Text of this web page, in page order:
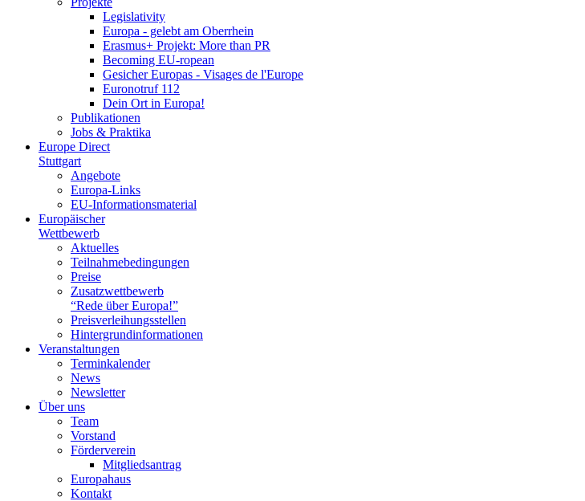
Legislativity
Europa - gelebt am Oberrhein
Erasmus+ Projekt: More than PR
Becoming EU-ropean
Gesicher Europas - Visages de l'Europe
Euronotruf 112
Dein Ort in Europa!
Publikationen
Jobs & Praktika
Europe Direct
Stuttgart
Angebote
Europa-Links
EU-Informationsmaterial
Europäischer
Wettbewerb
Aktuelles
Teilnahme­bedingungen
Preise
Zusatzwettbewerb
“Rede über Europa!”
Preisverleihungsstellen
Hintergrundinformationen
Veranstaltungen
Terminkalender
News
Newsletter
Über uns
Team
Vorstand
Förderverein
Mitgliedsantrag
Europahaus
Kontakt